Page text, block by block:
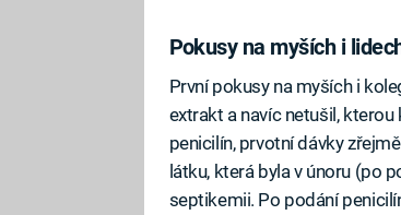
Pokusy na myších i
První pokusy na myších i
extrakt a navíc netušil,
penicilín, prvotní dávky
látku, která byla v únoru (po
septikemii. Po podání